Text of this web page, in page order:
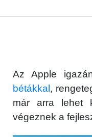
Az Apple
bétákkal,
már arra lehet
végeznek a